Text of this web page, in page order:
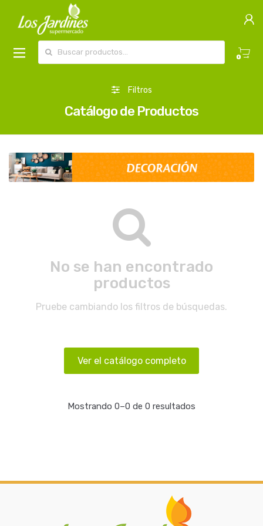
0
Filtros
Catálogo de Productos
No se han encontrado
productos
Pruebe cambiando los filtros de búsquedas.
Ver el catálogo completo
Mostrando 0–0 de 0 resultados